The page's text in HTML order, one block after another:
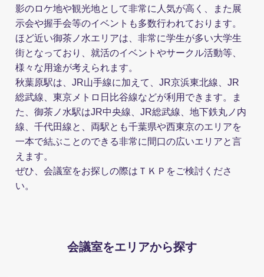
影のロケ地や観光地として非常に人気が高く、また展
示会や握手会等のイベントも多数行われております。
ほど近い御茶ノ水エリアは、非常に学生が多い大学生
街となっており、就活のイベントやサークル活動等、
様々な用途が考えられます。
秋葉原駅は、JR山手線に加えて、JR京浜東北線、JR
総武線、東京メトロ日比谷線などが利用できます。ま
た、御茶ノ水駅はJR中央線、JR総武線、地下鉄丸ノ内
線、千代田線と、両駅とも千葉県や西東京のエリアを
一本で結ぶことのできる非常に間口の広いエリアと言
えます。
ぜひ、会議室をお探しの際はＴＫＰをご検討くださ
い。
会議室をエリアから探す